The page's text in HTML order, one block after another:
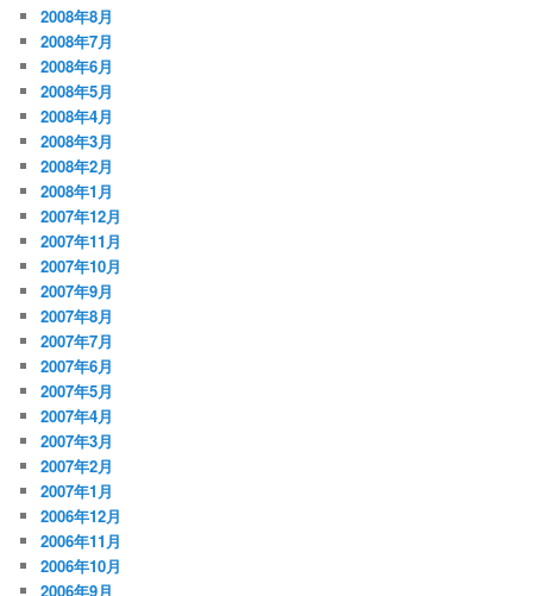
2008年8月
2008年7月
2008年6月
2008年5月
2008年4月
2008年3月
2008年2月
2008年1月
2007年12月
2007年11月
2007年10月
2007年9月
2007年8月
2007年7月
2007年6月
2007年5月
2007年4月
2007年3月
2007年2月
2007年1月
2006年12月
2006年11月
2006年10月
2006年9月